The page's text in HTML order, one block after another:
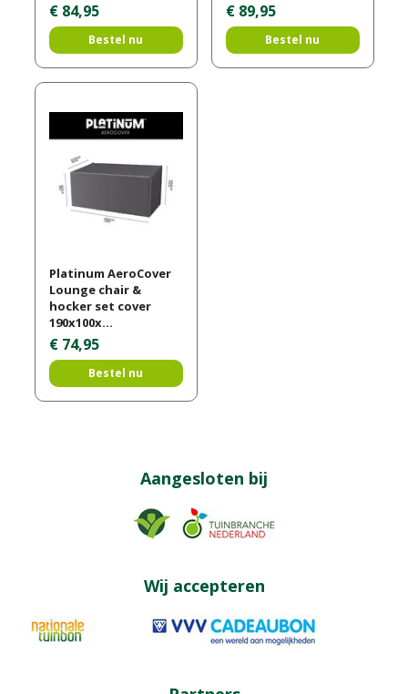
€ 84,95
Bestel nu
€ 89,95
Bestel nu
Platinum AeroCover
Lounge chair &
hocker set cover
190x100x…
€ 74,95
Bestel nu
Aangesloten bij
Wij accepteren